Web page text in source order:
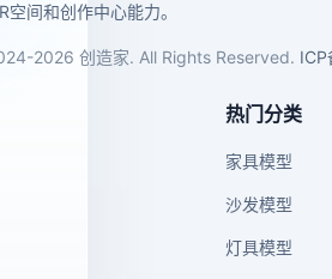
空间和创作中心能力。
2026 创造家. All Rights Reserved. ICP
热门分类
家具模型
沙发模型
灯具模型